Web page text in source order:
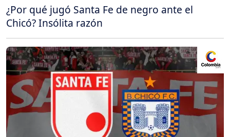
¿Por qué jugó Santa Fe de negro ante el
Chicó? Insólita razón